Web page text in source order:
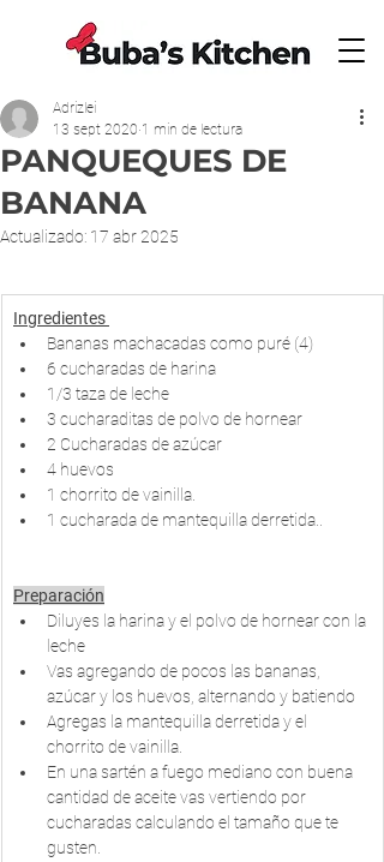
PANQUEQUES DE
BANANA
Adrizlei
13 sept 2020 1 min de lectura
Actualizado: 17 abr 2025
Ingredientes
Bananas machacadas como puré (4)
6 cucharadas de harina
1/3 taza de leche
3 cucharaditas de polvo de hornear
2 Cucharadas de azúcar
4 huevos
1 chorrito de vainilla.
1 cucharada de mantequilla derretida..
Preparación
Diluyes la harina y el polvo de hornear con la
leche
Vas agregando de pocos las bananas,
azúcar y los huevos, alternando y batiendo
Agregas la mantequilla derretida y el
chorrito de vainilla.
En una sartén a fuego mediano con buena
cantidad de aceite vas vertiendo por
cucharadas calculando el tamaño que te
gusten.